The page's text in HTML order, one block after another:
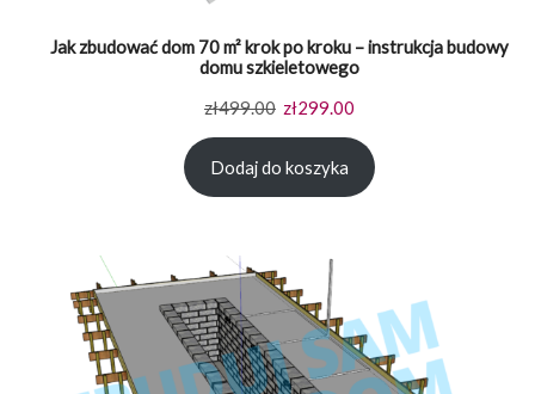
Jak zbudować dom 70 m² krok po kroku – instrukcja budowy
domu szkieletowego
zł499.00 Pierwotna
cena
wynosiła:
zł499.00.
zł299.00
cena
wynosi:
zł299.00.
Dodaj do koszyka